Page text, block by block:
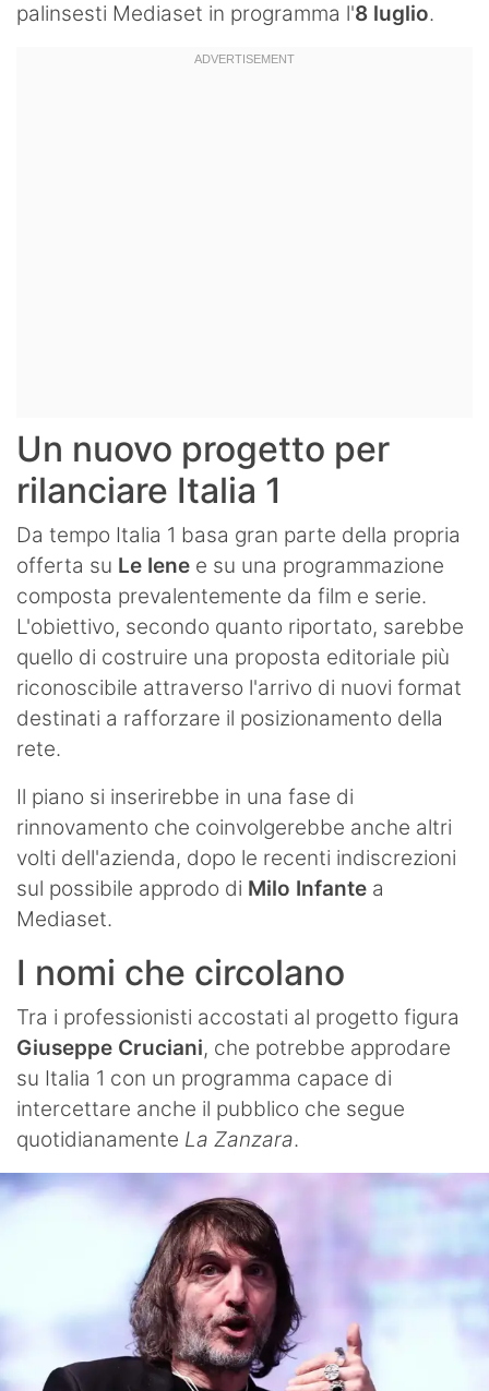
palinsesti Mediaset in programma l'8 luglio.
Un nuovo progetto per
rilanciare Italia 1
Da tempo Italia 1 basa gran parte della propria
offerta su Le Iene e su una programmazione
composta prevalentemente da film e serie.
L'obiettivo, secondo quanto riportato, sarebbe
quello di costruire una proposta editoriale più
riconoscibile attraverso l'arrivo di nuovi format
destinati a rafforzare il posizionamento della
rete.
Il piano si inserirebbe in una fase di
rinnovamento che coinvolgerebbe anche altri
volti dell'azienda, dopo le recenti indiscrezioni
sul possibile approdo di Milo Infante a
Mediaset.
I nomi che circolano
Tra i professionisti accostati al progetto figura
Giuseppe Cruciani, che potrebbe approdare
su Italia 1 con un programma capace di
intercettare anche il pubblico che segue
quotidianamente La Zanzara.